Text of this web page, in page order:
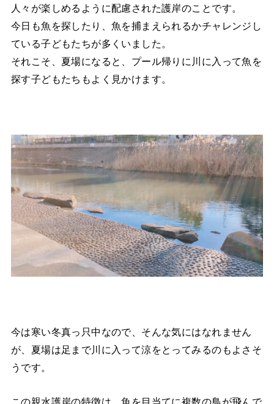
人々が楽しめるように配慮された護岸のことです。
今日も魚を探したり、魚を捕まえられるかチャレンジし
ている子どもたちが多くいました。
それこそ、夏場になると、プール帰りに川に入って魚を
探す子どもたちもよく見かけます。
今は寒い冬真っ只中なので、そんな気にはなれません
が、夏場は足まで川に入って涼をとってみるのもよさそ
うです。
この親水護岸の特徴は、魚を目当てに複数の鳥が飛んで